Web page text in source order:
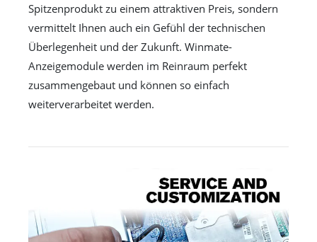
Spitzenprodukt zu einem attraktiven Preis, sondern
vermittelt Ihnen auch ein Gefühl der technischen
Überlegenheit und der Zukunft. Winmate-
Anzeigemodule werden im Reinraum perfekt
zusammengebaut und können so einfach
weiterverarbeitet werden.